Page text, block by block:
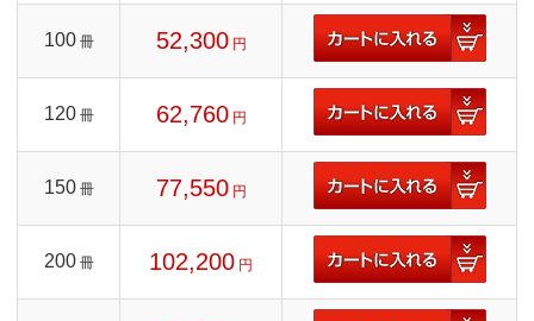
100 冊 52,300 円
120 冊 62,760 円
150 冊 77,550 円
200 冊 102,200 円